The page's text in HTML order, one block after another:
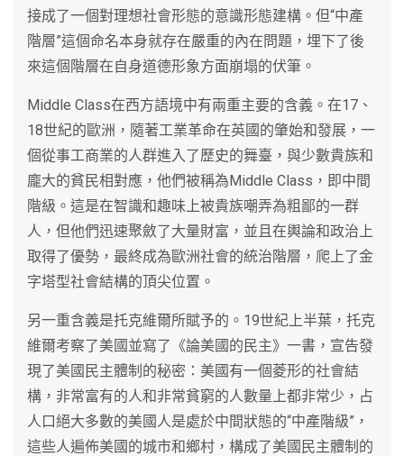
接成了一個對理想社會形態的意識形態建構。但“中產
階層”這個命名本身就存在嚴重的內在問題，埋下了後
來這個階層在自身道德形象方面崩塌的伏筆。
Middle Class在西方語境中有兩重主要的含義。在17、
18世紀的歐洲，隨著工業革命在英國的肇始和發展，一
個從事工商業的人群進入了歷史的舞臺，與少數貴族和
龐大的貧民相對應，他們被稱為Middle Class，即中間
階級。這是在智識和趣味上被貴族嘲弄為粗鄙的一群
人，但他們迅速聚斂了大量財富，並且在輿論和政治上
取得了優勢，最終成為歐洲社會的統治階層，爬上了金
字塔型社會結構的頂尖位置。
另一重含義是托克維爾所賦予的。19世紀上半葉，托克
維爾考察了美國並寫了《論美國的民主》一書，宣告發
現了美國民主體制的秘密：美國有一個菱形的社會結
構，非常富有的人和非常貧窮的人數量上都非常少，占
人口絕大多數的美國人是處於中間狀態的“中產階級”，
這些人遍佈美國的城市和鄉村，構成了美國民主體制的